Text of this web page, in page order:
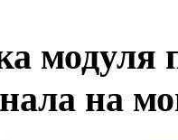
модуля
на